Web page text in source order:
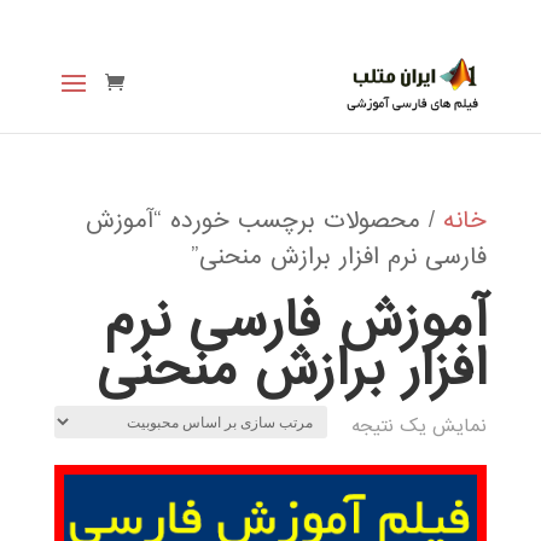
خانه / محصولات برچسب خورده “آموزش
فارسی نرم افزار برازش منحنی”
آموزش فارسی نرم
افزار برازش منحنی
نمایش یک نتیجه